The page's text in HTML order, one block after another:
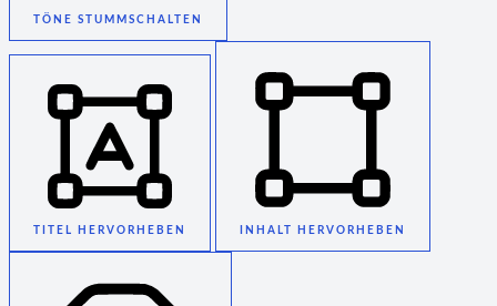
TÖNE STUMMSCHALTEN
TITEL HERVORHEBEN INHALT HERVORHEBEN